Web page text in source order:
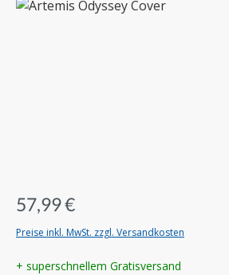
Bildergalerie überspringen
57,99 €
Preise inkl. MwSt. zzgl. Versandkosten
+ superschnellem Gratisversand